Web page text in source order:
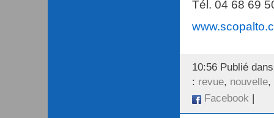
Tél. 04 68 69
10:56 Publié
: revue, nouvelle,
Facebook |